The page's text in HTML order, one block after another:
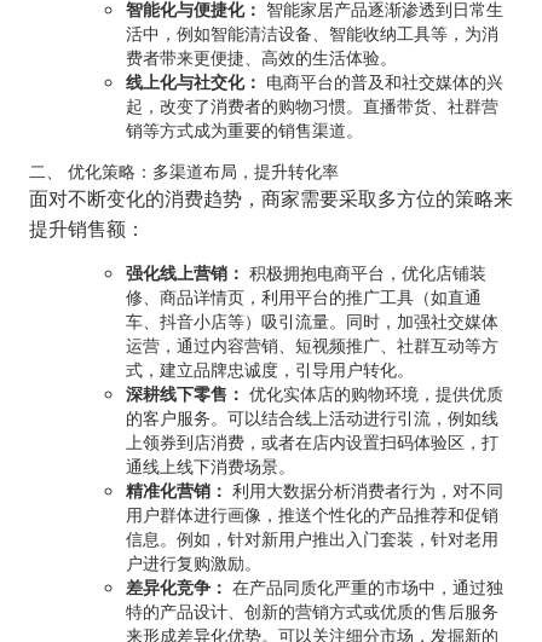
智能化与便捷化： 智能家居产品逐渐渗透到日常生
活中，例如智能清洁设备、智能收纳工具等，为消
费者带来更便捷、高效的生活体验。
线上化与社交化： 电商平台的普及和社交媒体的兴
起，改变了消费者的购物习惯。直播带货、社群营
销等方式成为重要的销售渠道。
二、 优化策略：多渠道布局，提升转化率
面对不断变化的消费趋势，商家需要采取多方位的策略来
提升销售额：
强化线上营销： 积极拥抱电商平台，优化店铺装
修、商品详情页，利用平台的推广工具（如直通
车、抖音小店等）吸引流量。同时，加强社交媒体
运营，通过内容营销、短视频推广、社群互动等方
式，建立品牌忠诚度，引导用户转化。
深耕线下零售： 优化实体店的购物环境，提供优质
的客户服务。可以结合线上活动进行引流，例如线
上领券到店消费，或者在店内设置扫码体验区，打
通线上线下消费场景。
精准化营销： 利用大数据分析消费者行为，对不同
用户群体进行画像，推送个性化的产品推荐和促销
信息。例如，针对新用户推出入门套装，针对老用
户进行复购激励。
差异化竞争： 在产品同质化严重的市场中，通过独
特的产品设计、创新的营销方式或优质的售后服务
来形成差异化优势。可以关注细分市场，发掘新的